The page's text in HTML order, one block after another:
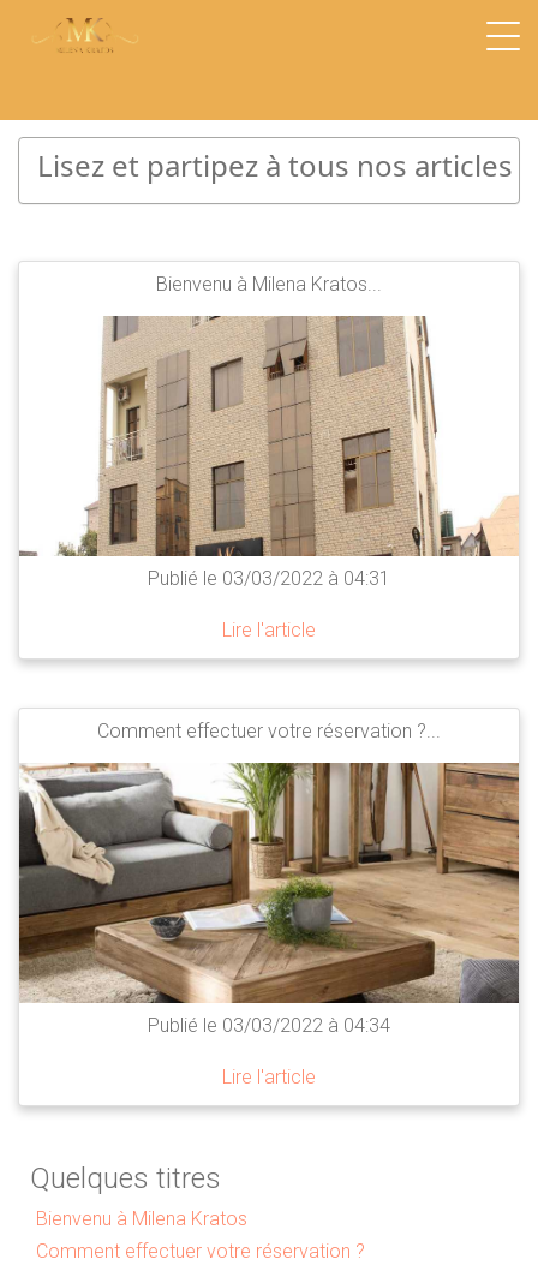
Lisez et partipez à tous nos articles
Bienvenu à Milena Kratos...
Publié le 03/03/2022 à 04:31
Lire l'article
Comment effectuer votre réservation ?...
Publié le 03/03/2022 à 04:34
Lire l'article
Quelques titres
Bienvenu à Milena Kratos
Comment effectuer votre réservation ?